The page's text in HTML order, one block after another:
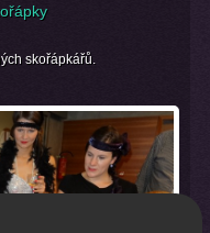
skořápkářů.